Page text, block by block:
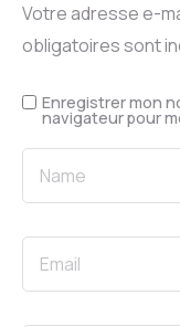
Votre adresse e-
obligatoires sont
Enregistrer mon
navigateur pour